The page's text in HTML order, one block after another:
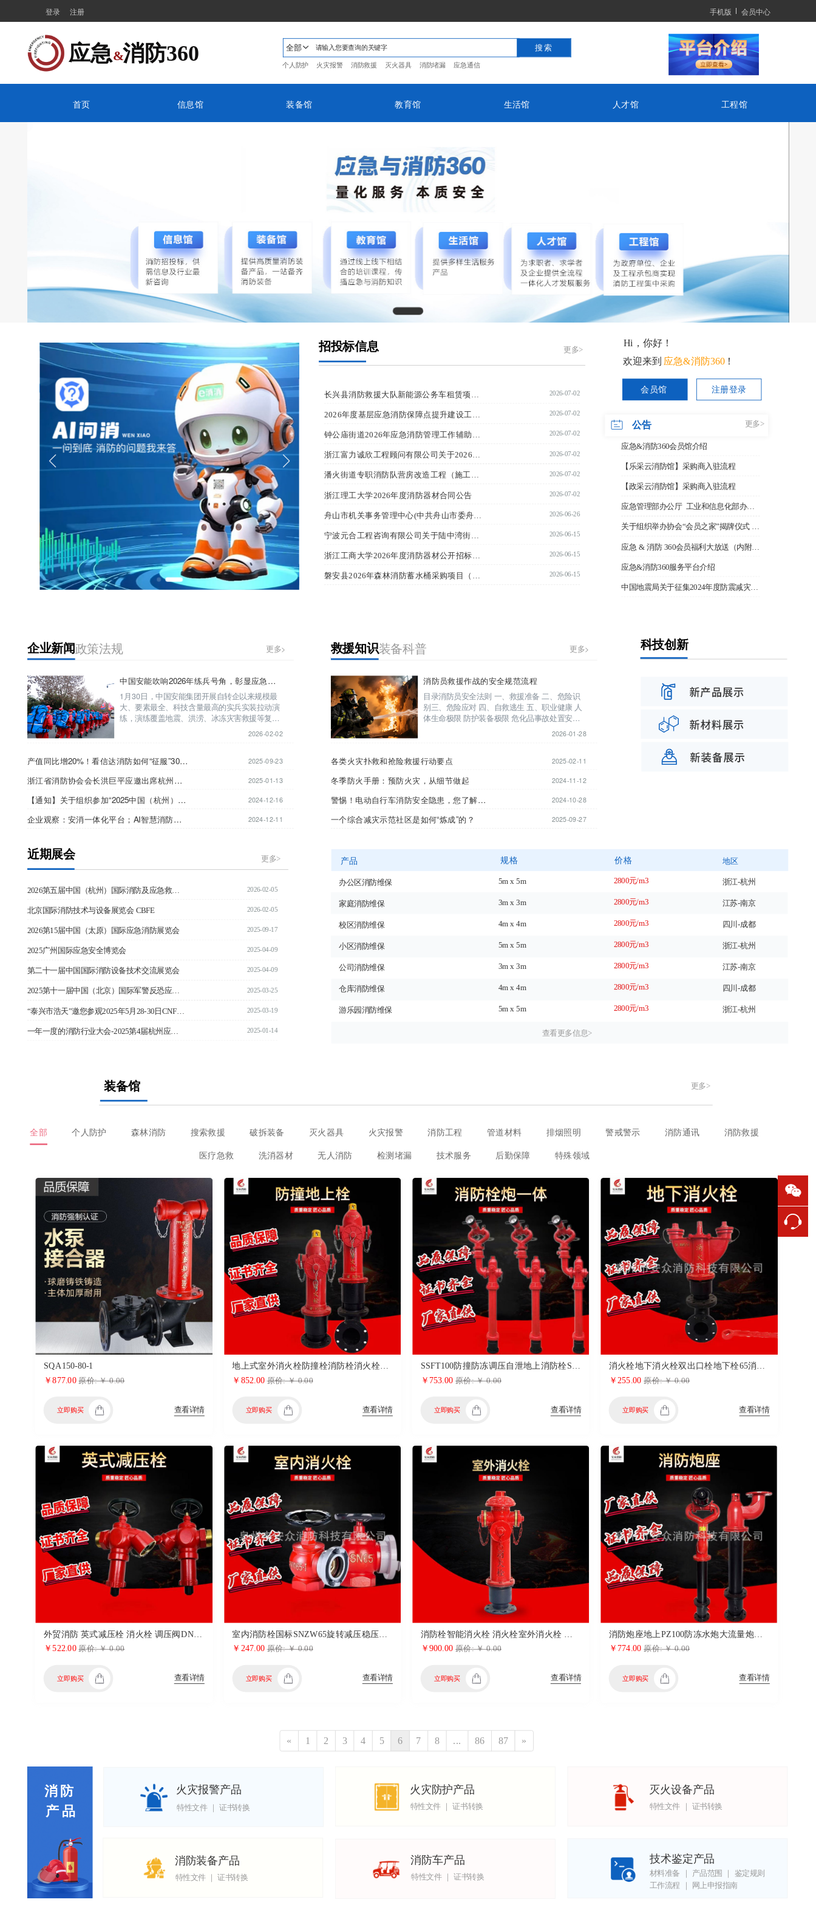
登录 注册 手机版 会员中心
全部
个人防护 火灾报警 消防救援 灭火器具 消防堵漏 应急通信
应急  消防360
&
首页 信息馆 装备馆 教育馆 生活馆 人才馆 工程馆
招投标信息
2026-07-02
2026-07-02
钟公庙街道2026年应急消防管理工作辅助服务项目合同公告 2026-07-02
浙江富力诚欣工程顾问有限公司关于2026年广陈镇专职消防队购买第三方消防救援服务的公开招标公告 2026-07-02
潘火街道专职消防队营房改造工程（施工）合同公告 2026-07-02
浙江理工大学2026年度消防器材合同公告 2026-07-02
2026-06-26
2026-06-15
2026-06-15
磐安县2026年森林消防蓄水桶采购项目（第三次）合同公告 2026-06-15
更多>
Hi，你好！
欢迎来到                       ！
应急&消防360
注册登录
公告
应急&消防360会员馆介绍
【乐采云消防馆】采购商入驻流程
【政采云消防馆】采购商入驻流程
应急管理部办公厅 工业和信息化部办公厅 国务院国资委办公厅关于组织开展2025年度应急管理装备孵化工作的通知
关于组织举办协会“会员之家”揭牌仪式 暨“会员单位互访行”活动的通知
应急 & 消防 360会员福利大放送（内附购买入口）
应急&消防360服务平台介绍
中国地震局关于征集2024年度防震减灾科普社会化项目承担单位的公告
更多>
会员馆
企业新闻 更多> 救援知识 更多>
政策法规 装备科普 科技创新
中国安能吹响2026年练兵号角，彰显应急救
援硬核实力
2026-02-02
浙江省消防协会会长洪巨平应邀出席杭州消
安通信技术有限公司年度会议
际消防安全及应急救援展览会”的通知
能训练系统；新能源场所智慧消防
企业新闻政策法规 更多>
中国安能吹响2026年练兵号角，彰显应急救援硬核实力
1月30日，中国安能集团开展自转企以来规模最
大、要素最全、科技含量最高的实兵实装拉动演
练，演练覆盖地震、洪涝、冰冻灾害救援等复合
2026-02-02
产值同比增20%！看信达消防如何“征服”30多个行业领域→ 2025-09-23
浙江省消防协会会长洪巨平应邀出席杭州消安通信技术有限公司年度会议 2025-01-13
【通知】关于组织参加“2025中国（杭州）国际消防安全及应急救援展览会”的通知 2024-12-16
企业观察：安消一体化平台；AI智慧消防体能训练系统；新能源场所智慧消防 2024-12-11
救援知识装备科普 更多>
消防员救援作战的安全规范流程
目录消防员安全法则 一、救援准备 二、危险识
别三、危险应对 四、自救逃生 五、职业健康 人
体生命极限 防护装备极限 危化品事故处置安全
2026-01-28
各类火灾扑救和抢险救援行动要点 2025-02-11
冬季防火手册：预防火灾，从细节做起 2024-11-12
警惕！电动自行车消防安全隐患，您了解多少？ 2024-10-28
一个综合减灾示范社区是如何“炼成”的？ 2025-09-27
近期展会
2026第五届中国（杭州）国际消防及应急救援展览会 2026-02-05
北京国际消防技术与设备展览会 CBFE 2026-02-05
2026第15届中国（太原）国际应急消防展览会 2025-09-17
2025广州国际应急安全博览会 2025-04-09
第二十一届中国国际消防设备技术交流展览会 2025-04-09
2025第十一届中国（北京）国际军警反恐应急装备博览会—邀请函 2025-03-25
2025-03-19
一年一度的消防行业大会-2025第4届杭州应急消防展招商工作全球启动！ 2025-01-14
产品 规格 价格 地区
办公区消防维保
家庭消防维保
校区消防维保
小区消防维保
公司消防维保
仓库消防维保
游乐园消防维保
5m x 5m
3m x 3m
4m x 4m
5m x 5m
3m x 3m
4m x 4m
5m x 5m
2800元/m3
2800元/m3
2800元/m3
2800元/m3
2800元/m3
2800元/m3
2800元/m3
浙江-杭州
江苏-南京
四川-成都
浙江-杭州
江苏-南京
四川-成都
浙江-杭州
更多>
查看更多信息>
全部 个人防护 森林消防 搜索救援 破拆装备 灭火器具 火灾报警 消防工程 管道材料 排烟照明 警戒警示 消防通讯 消防救援
医疗急救 洗消器材 无人消防 检测堵漏 技术服务 后勤保障 特殊领域
SQA150-80-1
￥877.00原价: ￥ 0.00
立即购买 查看详情
地上式室外消火栓防撞栓消防栓消火栓室外消防栓
￥852.00原价: ￥ 0.00
立即购买 查看详情
SSFT100防撞防冻调压自泄地上消防栓SSFW150稳压消火栓炮一体炮座
￥753.00 原价: ￥ 0.00
立即购买 查看详情
消火栓地下消火栓双出口栓地下栓65消防栓全套一整套
￥255.00原价: ￥ 0.00
立即购买 查看详情
￥522.00原价: ￥ 0.00
立即购买 查看详情
￥247.00原价: ￥ 0.00
立即购买 查看详情
￥900.00 原价: ￥ 0.00
立即购买 查看详情
消防炮座地上PZ100防冻水炮大流量炮底座PZ150消防炮座厂家供应
￥774.00原价: ￥ 0.00
立即购买 查看详情
« 1 2 3 4 5 6 7 8 ... 86 87 »
装备馆 更多>
火灾报警产品
特性文件 ｜ 证书转换
消防装备产品
特性文件 ｜ 证书转换
火灾防护产品
特性文件 ｜ 证书转换
消防车产品
特性文件 ｜ 证书转换
灭火设备产品
特性文件 ｜ 证书转换
技术鉴定产品
材料准备 ｜ 产品范围 ｜ 鉴定规则
工作流程 ｜ 网上申报指南
消 防
产 品